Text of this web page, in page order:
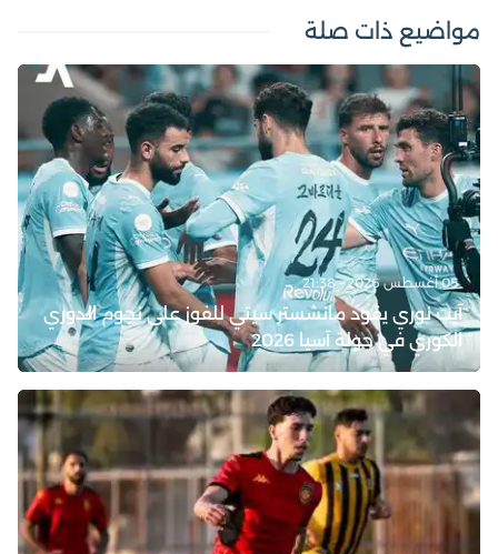
مواضيع ذات صلة
05 أغسطس 2026 - 21:38
آيت نوري يقود مانشستر سيتي للفوز على نجوم الدوري
الكوري في جولة آسيا 2026